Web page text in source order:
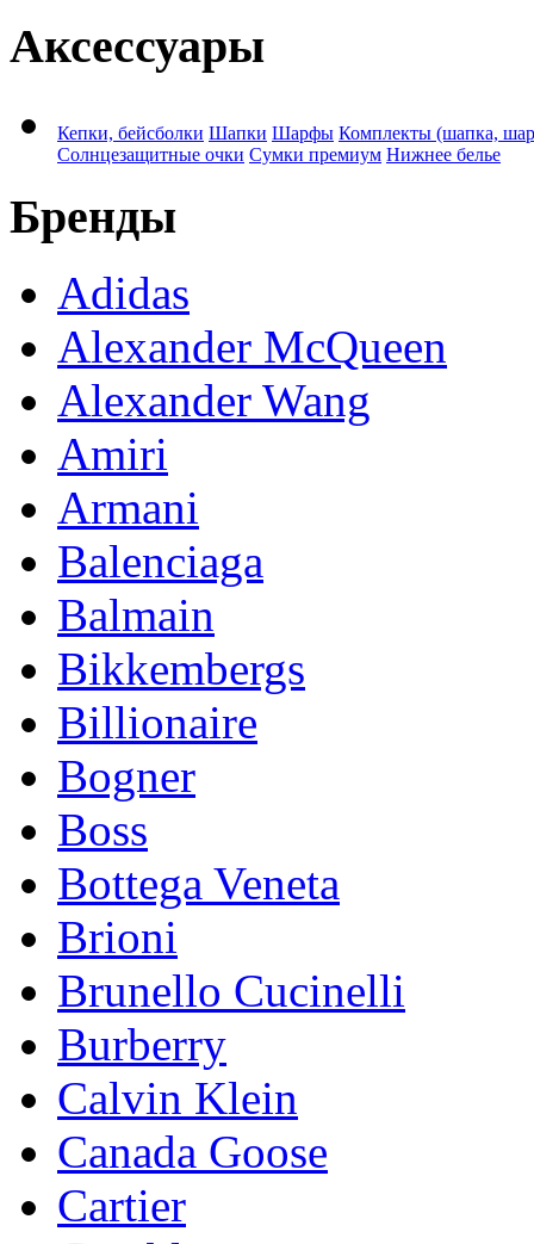
Аксессуары
Кепки, бейсболки Шапки Шарфы Комплекты (шапка,
Солнцезащитные очки Сумки премиум Нижнее белье
Бренды
Adidas
Alexander McQueen
Alexander Wang
Amiri
Armani
Balenciaga
Balmain
Bikkembergs
Billionaire
Bogner
Boss
Bottega Veneta
Brioni
Brunello Cucinelli
Burberry
Calvin Klein
Canada Goose
Cartier